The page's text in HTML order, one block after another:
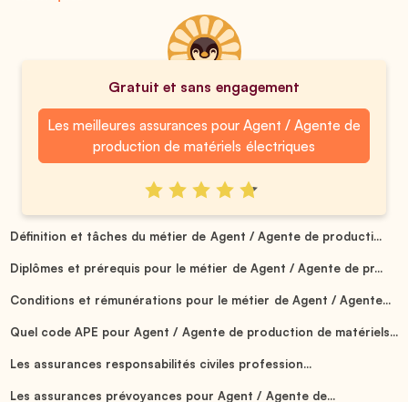
Gratuit et sans engagement
Les meilleures assurances pour Agent / Agente de
production de matériels électriques
Définition et tâches du métier de Agent / Agente de producti...
Diplômes et prérequis pour le métier de Agent / Agente de pr...
Conditions et rémunérations pour le métier de Agent / Agente...
Quel code APE pour Agent / Agente de production de matériels...
Les assurances responsabilités civiles profession...
Les assurances prévoyances pour Agent / Agente de...